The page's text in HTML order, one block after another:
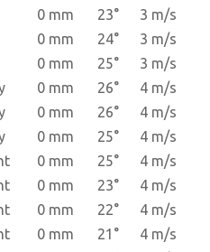
0 mm 23°
3 m/s
0 mm 24°
3 m/s
0 mm 25°
3 m/s
0 mm 26°
4 m/s
0 mm 26°
4 m/s
0 mm 25°
4 m/s
0 mm 25°
4 m/s
0 mm 23°
4 m/s
0 mm 22°
4 m/s
0 mm 21°
4 m/s